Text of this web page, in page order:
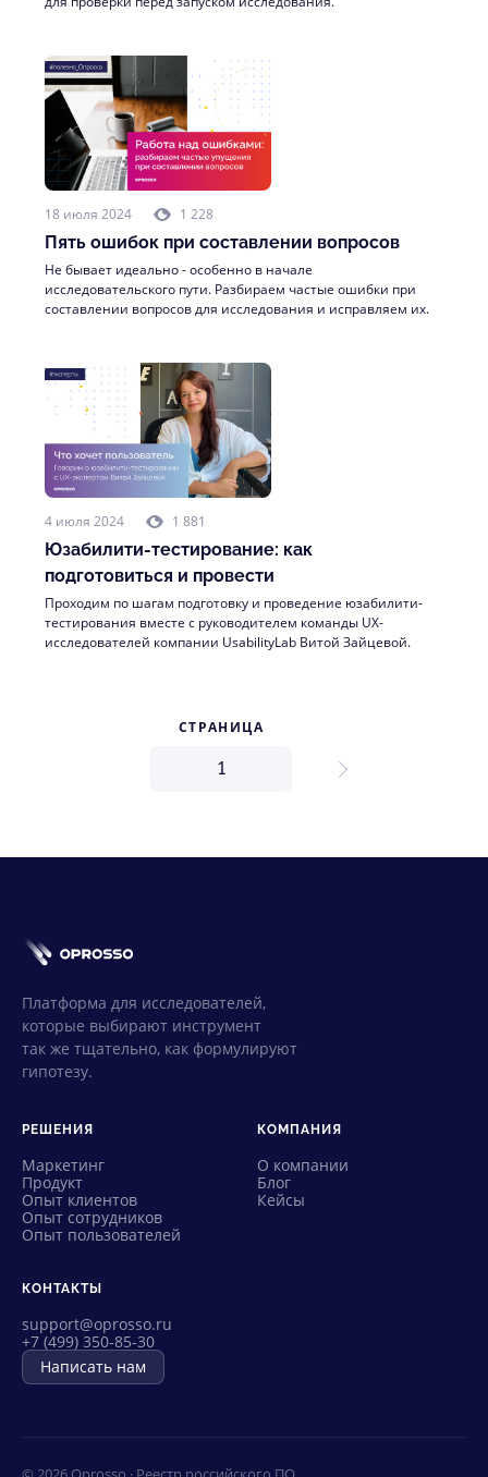
18 июля 2024 1 228
Пять ошибок при составлении вопросов
Не бывает идеально - особенно в начале
исследовательского пути. Разбираем частые ошибки при
составлении вопросов для исследования и исправляем их.
4 июля 2024 1 881
Юзабилити-тестирование: как
подготовиться и провести
Проходим по шагам подготовку и проведение юзабилити-
тестирования вместе с руководителем команды UX-
исследователей компании UsabilityLab Витой Зайцевой.
СТРАНИЦА
Платформа для исследователей,
которые выбирают инструмент
так же тщательно, как формулируют
гипотезу.
РЕШЕНИЯ
Маркетинг
Продукт
Опыт клиентов
Опыт сотрудников
Опыт пользователей
КОМПАНИЯ
О компании
Блог
Кейсы
КОНТАКТЫ
support@oprosso.ru
+7 (499) 350-85-30
Написать нам